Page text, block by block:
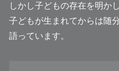
しかし子どもの存在を明か
子どもが生まれてからは随
語っています。